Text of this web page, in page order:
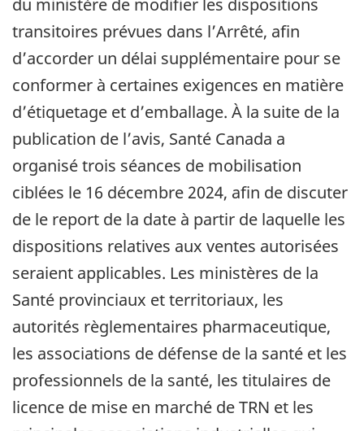
transitoires prévues dans l’Arrêté, afin
d’accorder un délai supplémentaire pour se
conformer à certaines exigences en matière
d’étiquetage et d’emballage. À la suite de la
publication de l’avis, Santé Canada a
organisé trois séances de mobilisation
ciblées le 16 décembre 2024, afin de discuter
de le report de la date à partir de laquelle les
dispositions relatives aux ventes autorisées
seraient applicables. Les ministères de la
Santé provinciaux et territoriaux, les
autorités règlementaires pharmaceutique,
les associations de défense de la santé et les
professionnels de la santé, les titulaires de
licence de mise en marché de TRN et les